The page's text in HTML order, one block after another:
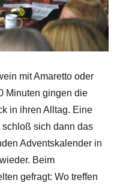
mit Amaretto oder
Minuten gingen die
in ihren Alltag. Eine
sich dann das
Adventskalender in
Beim
gefragt: Wo treffen